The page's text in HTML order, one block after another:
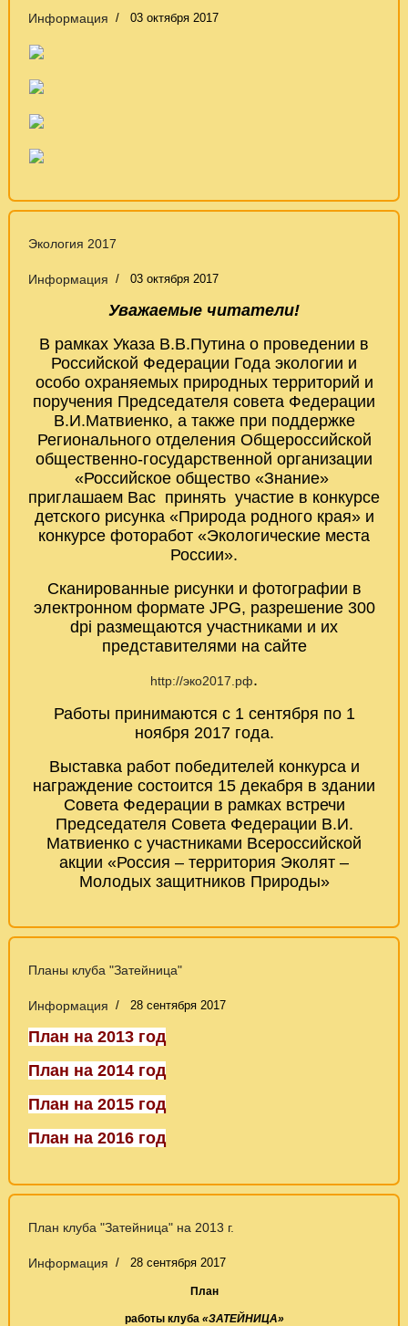
Информация 03 октября 2017
Экология 2017
Информация 03 октября 2017
Уважаемые читатели!
В рамках Указа В.В.Путина о проведении в
Российской Федерации Года экологии и
особо охраняемых природных территорий и
поручения Председателя совета Федерации
В.И.Матвиенко, а также при поддержке
Регионального отделения Общероссийской
общественно-государственной организации
«Российское общество «Знание»
приглашаем Вас принять участие в конкурсе
детского рисунка «Природа родного края» и
конкурсе фоторабот «Экологические места
России».
Сканированные рисунки и фотографии в
электронном формате JPG, разрешение 300
dpi размещаются участниками и их
представителями на сайте
http://эко2017.рф.
Работы принимаются с 1 сентября по 1
ноября 2017 года.
Выставка работ победителей конкурса и
награждение состоится 15 декабря в здании
Совета Федерации в рамках встречи
Председателя Совета Федерации В.И.
Матвиенко с участниками Всероссийской
акции «Россия – территория Эколят –
Молодых защитников Природы»
Планы клуба "Затейница"
Информация 28 сентября 2017
План на 2013 год
План на 2014 год
План на 2015 год
План на 2016 год
План клуба "Затейница" на 2013 г.
Информация 28 сентября 2017
План
работы клуба «ЗАТЕЙНИЦА»